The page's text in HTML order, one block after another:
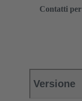
Contatti per
Versione